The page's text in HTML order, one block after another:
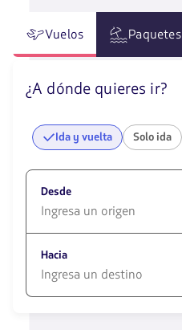
Vuelos Paquetes
¿A dónde quieres ir?
Ida y vuelta Solo ida
Desde
opciones
disponibles.
Usa
las
Hacia